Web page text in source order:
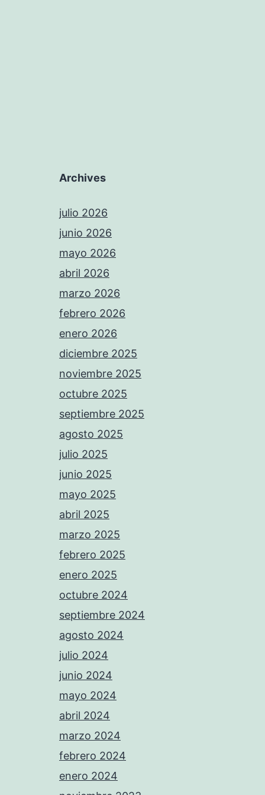
Archives
julio 2026
junio 2026
mayo 2026
abril 2026
marzo 2026
febrero 2026
enero 2026
diciembre 2025
noviembre 2025
octubre 2025
septiembre 2025
agosto 2025
julio 2025
junio 2025
mayo 2025
abril 2025
marzo 2025
febrero 2025
enero 2025
octubre 2024
septiembre 2024
agosto 2024
julio 2024
junio 2024
mayo 2024
abril 2024
marzo 2024
febrero 2024
enero 2024